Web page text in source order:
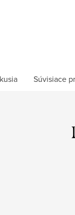
Súvisiace